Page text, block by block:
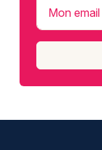
Mon email